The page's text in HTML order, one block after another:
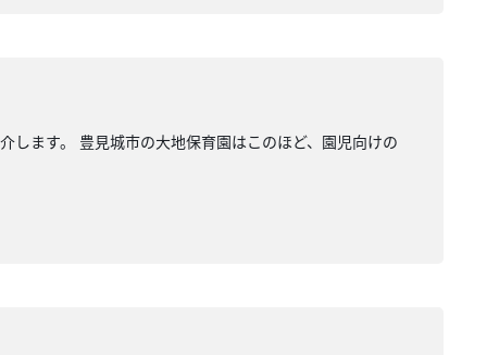
します。 豊見城市の大地保育園はこのほど、園児向けの